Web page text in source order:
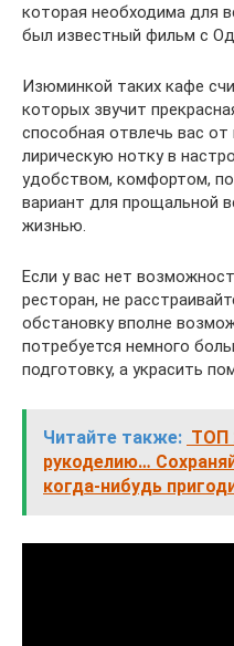
которая необходима для
был известный фильм с
Изюминкой таких кафе
которых звучит
способная отвлечь вас
лирическую нотку в
удобством, комфортом,
вариант для прощальной
жизнью.
Если у вас нет
ресторан, не
обстановку вполне
потребуется немного
подготовку, а украсить
Читайте также: ТОП
рукоделию…
когда-нибудь